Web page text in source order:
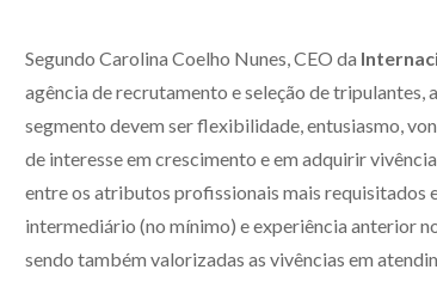
Segundo Carolina Coelho Nunes, CEO da
agência de recrutamento e seleção de tripulantes,
segmento devem ser flexibilidade, entusiasmo,
de interesse em crescimento e em adquirir
entre os atributos profissionais mais requisitados
intermediário (no mínimo) e experiência anterior
sendo também valorizadas as vivências em